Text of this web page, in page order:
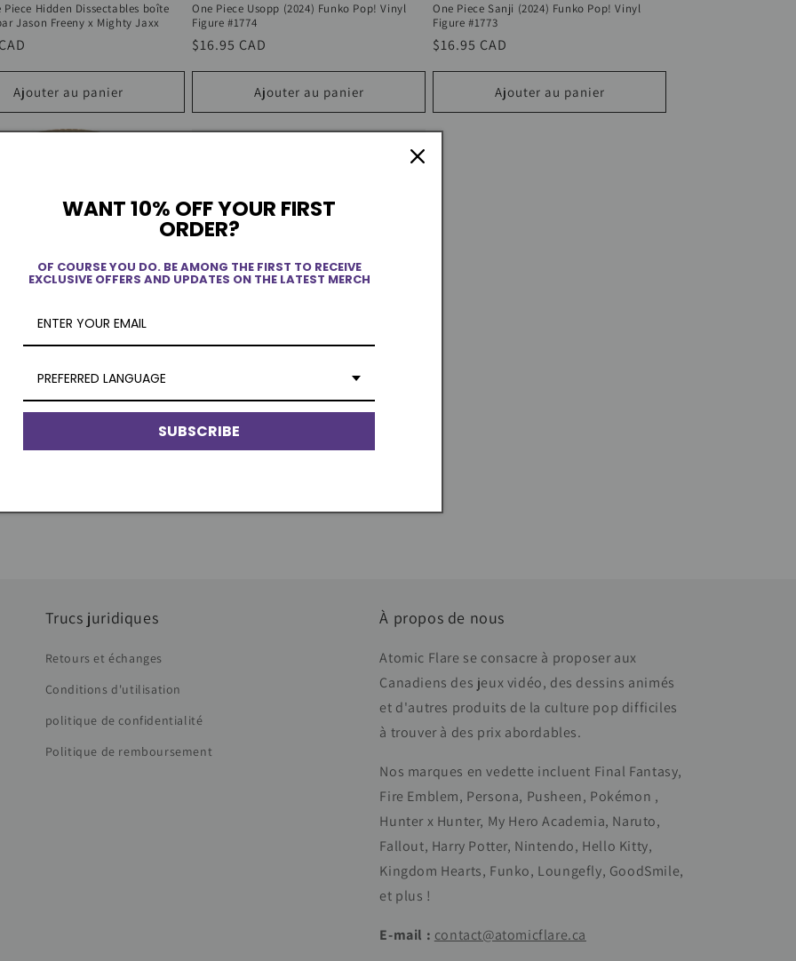
Piece Hidden Dissectables boîte
Jason Freeny x Mighty Jaxx
Ajouter au panier
One Piece Usopp (2024) Funko Pop! Vinyl
Figure #1774
Prix
$16.95 CAD
Ajouter au panier
One Piece Sanji (2024) Funko Pop! Vinyl
Figure #1773
Prix
$16.95 CAD
Ajouter au panier
Nami Crying (2024) Funko Pop!
#1772
One Piece : Figurine en vinyle Hidden
Dissectibles de Freeny : Série 5 : Édition
Dames
Prix
$18.95 CAD
Trucs juridiques
Retours et échanges
Conditions d'utilisation
politique de confidentialité
Politique de remboursement
À propos de nous
Atomic Flare se consacre à proposer aux
Canadiens des jeux vidéo, des dessins animés
et d'autres produits de la culture pop difficiles
à trouver à des prix abordables.
Nos marques en vedette incluent Final Fantasy,
Fire Emblem, Persona, Pusheen, Pokémon ,
Hunter x Hunter, My Hero Academia, Naruto,
Fallout, Harry Potter, Nintendo, Hello Kitty,
Kingdom Hearts, Funko, Loungefly, GoodSmile,
et plus !
E-mail : contact@atomicflare.ca
WANT 10% OFF YOUR FIRST
ORDER?
OF COURSE YOU DO. BE AMONG THE FIRST TO RECEIVE
EXCLUSIVE OFFERS AND UPDATES ON THE LATEST MERCH
PREFERRED LANGUAGE
SUBSCRIBE